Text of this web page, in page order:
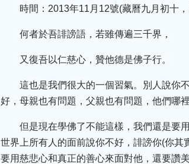
時間：2013年11月12號(藏曆九月初十
何者於吾誹謗語，若雖傳遍三千界，
又復吾以仁慈心，贊他德是佛子行。
這也是我們很大的一個習氣。別人說你
好，母親也有問題，父親也有問題，他們哪
但是現在學佛了不能這樣，我們還是要
世界上所有人的面前說你不好，誹謗你(你
要用慈悲心和真正的善心來面對他，還要讚